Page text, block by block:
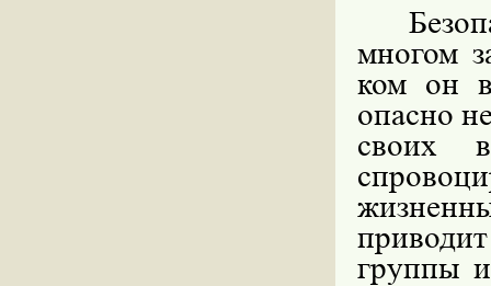
многом
ком он
опасно
своих
группы